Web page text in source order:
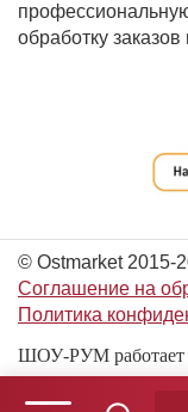
обработку
© Ostmarket 2015-
Соглашение на
Политика
ШОУ-РУМ работает